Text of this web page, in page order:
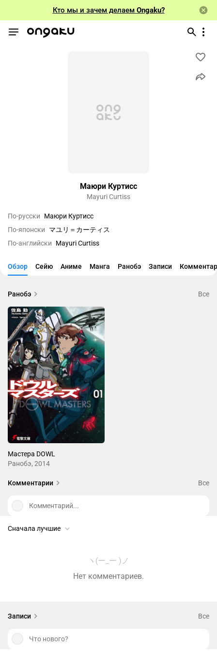
Кто мы и зачем делаем Ongaku?
Маюри Куртисс
Mayuri Curtiss
По-русски
Маюри Куртисс
По-японски
マユリ＝カーティス
По-английски
Mayuri Curtiss
Обзор Сейю Аниме Манга Ранобэ Записи
Ранобэ Все
Мастера DOWL
Ранобэ, 2014
Комментарии Все
Комментарий...
Сначала лучшие
ヽ(ー_ー )ノ
Нет комментариев.
Записи Все
Что нового?